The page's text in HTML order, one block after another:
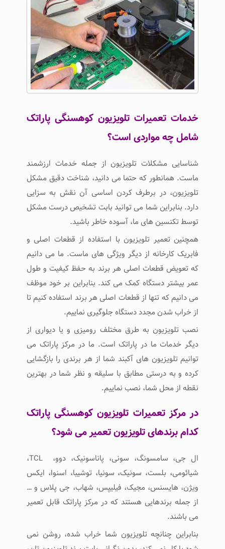
خدمات تعمیرات تلویزیون کوهسنگی پاراتک
شامل چه مواردی است؟
شناسایی مشکلات تلویزیون از جمله خدمات ارزشمند
ماست. همانطور که حتما می دانید، شناخت دقیق مشکل
تلویزیون، در برطرف کردن اساسی آن نقش به سزایی
دارد. بنابراین شما می توانید بابت تشخیص درست مشکل
توسط تکنسین های ما، آسوده خاطر باشید.
همچنین تعمیر تلویزیون با استفاده از قطعات اصلی و
فابریک کارخانه از دیگر ویژگی های ماست. ما می دانیم
که تعویض قطعات اصلی هر برند به حفظ کیفیت و طول
عمر بیشتر دستگاه کمک می کند. بنابراین بر خود موظف
می دانیم که تنها از قطعات اصلی هر برند استفاده کنیم تا
از خراب شدن مجدد دستگاه جلوگیری نماییم.
نصب تلویزیون به طرق مختلف رومیزی و یا دیواری از
دیگر خدمات ما در پاراتک است. ما در مرکز پاراتک می
توانیم تلویزیون های آکبند شما از هر برندی را بازگشایی
کرده و به درستی مطابق با سلیقه و نظر شما در بهترین
نقطه از محل شما، نصب نماییم.
در مرکز تعمیرات تلویزیون کوهسنگی پاراتک
کدام برندهای تلویزیون تعمیر می شود؟
ال جی، سامسونگ، سونی، پاناسونیک، دوو، TCL،
شیائومی، بلست، سونیک، سونیا، توشیبا، اسنوا، ایکس
ویژن، هایسنس، مجیک، فیلیپس، شهاب، جی پلاس و …
از جمله برندهایی هستند که در مرکز پاراتک قابل تعمیر
می باشند.
بنابراین چنانچه تلویزیون شما خراب شده، روشن نمی